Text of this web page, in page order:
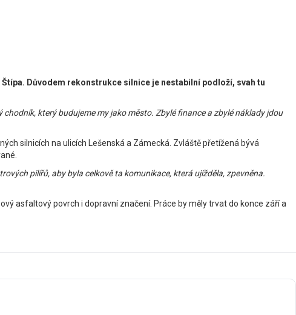
Důvodem rekonstrukce silnice je nestabilní podloží, svah tu
který budujeme my jako město. Zbylé finance a zbylé náklady jdou
silnicích na ulicích Lešenská a Zámecká. Zvláště přetížená bývá
pilířů, aby byla celkově ta komunikace, která ujížděla, zpevněna.
asfaltový povrch i dopravní značení. Práce by měly trvat do konce září a